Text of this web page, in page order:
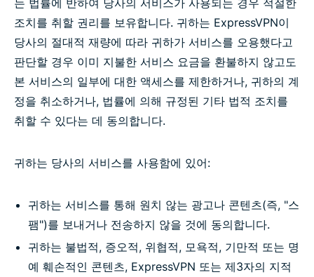
는 법률에 반하여 당사의 서비스가 사용되는 경우 적절한
조치를 취할 권리를 보유합니다. 귀하는 ExpressVPN이
당사의 절대적 재량에 따라 귀하가 서비스를 오용했다고
판단할 경우 이미 지불한 서비스 요금을 환불하지 않고도
본 서비스의 일부에 대한 액세스를 제한하거나, 귀하의 계
정을 취소하거나, 법률에 의해 규정된 기타 법적 조치를
취할 수 있다는 데 동의합니다.
귀하는 당사의 서비스를 사용함에 있어:
귀하는 서비스를 통해 원치 않는 광고나 콘텐츠(즉, "스
팸")를 보내거나 전송하지 않을 것에 동의합니다.
귀하는 불법적, 증오적, 위협적, 모욕적, 기만적 또는 명
예 훼손적인 콘텐츠, ExpressVPN 또는 제3자의 지적